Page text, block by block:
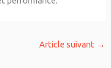
Article suivant →